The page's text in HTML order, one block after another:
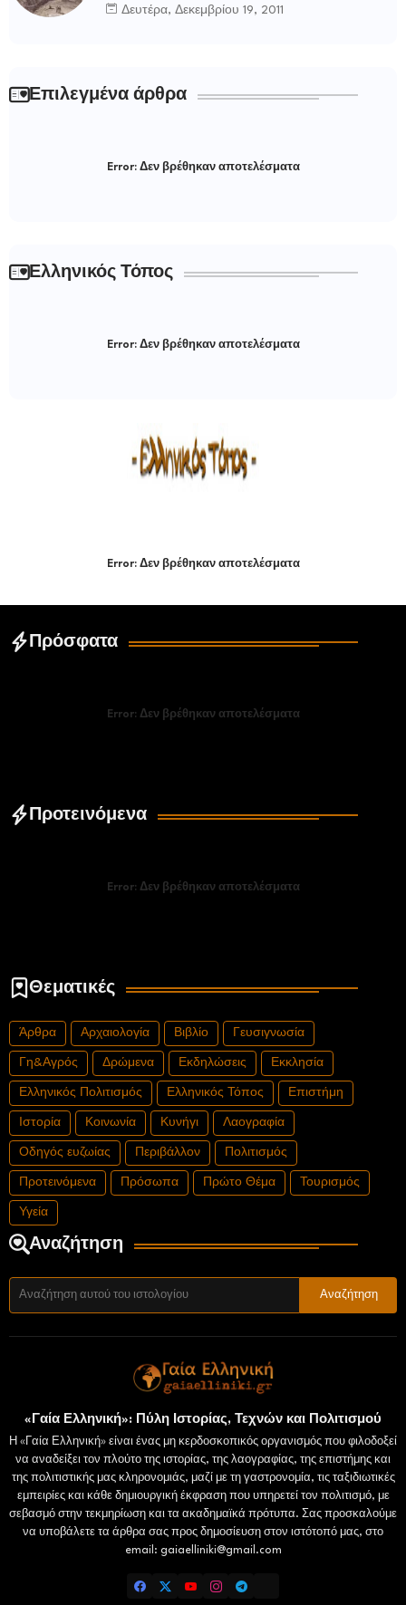
Δευτέρα, Δεκεμβρίου 19, 2011
Επιλεγμένα άρθρα
Error:Δεν βρέθηκαν αποτελέσματα
Ελληνικός Τόπος
Error:Δεν βρέθηκαν αποτελέσματα
Error:Δεν βρέθηκαν αποτελέσματα
Πρόσφατα
Error: Δεν βρέθηκαν αποτελέσματα
Προτεινόμενα
Error: Δεν βρέθηκαν αποτελέσματα
Θεματικές
Άρθρα Αρχαιολογία Βιβλίο Γευσιγνωσία
Γη&Αγρός Δρώμενα Εκδηλώσεις Εκκλησία
Ελληνικός Πολιτισμός Ελληνικός Τόπος Επιστήμη
Ιστορία Κοινωνία Κυνήγι Λαογραφία
Οδηγός ευζωίας Περιβάλλον Πολιτισμός
Προτεινόμενα Πρόσωπα Πρώτο Θέμα Τουρισμός
Υγεία
Αναζήτηση
«Γαία Ελληνική»: Πύλη Ιστορίας, Τεχνών και Πολιτισμού
Η «Γαία Ελληνική» είναι ένας μη κερδοσκοπικός οργανισμός που φιλοδοξεί
να αναδείξει τον πλούτο της ιστορίας, της λαογραφίας, της επιστήμης και
της πολιτιστικής μας κληρονομιάς, μαζί με τη γαστρονομία, τις ταξιδιωτικές
εμπειρίες και κάθε δημιουργική έκφραση που υπηρετεί τον πολιτισμό, με
σεβασμό στην τεκμηρίωση και τα ακαδημαϊκά πρότυπα. Σας προσκαλούμε
να υποβάλετε τα άρθρα σας προς δημοσίευση στον ιστότοπό μας, στο
email: gaiaelliniki@gmail.com